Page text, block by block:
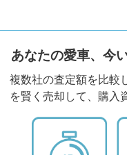
あなたの愛車、今
複数社の査定額を比較
を賢く売却して、購入